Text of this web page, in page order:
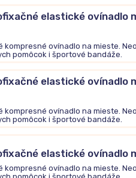
elastické ovínadlo
kompresné ovínadlo na mieste.
pomôcok i športové bandáže.
elastické ovínadlo
kompresné ovínadlo na mieste.
pomôcok i športové bandáže.
elastické ovínadlo
kompresné ovínadlo na mieste.